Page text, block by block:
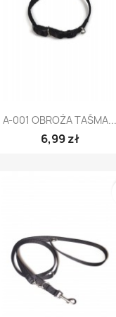
Szybki podgląd
A-001 OBROŻA TAŚMA...
6,99 zł